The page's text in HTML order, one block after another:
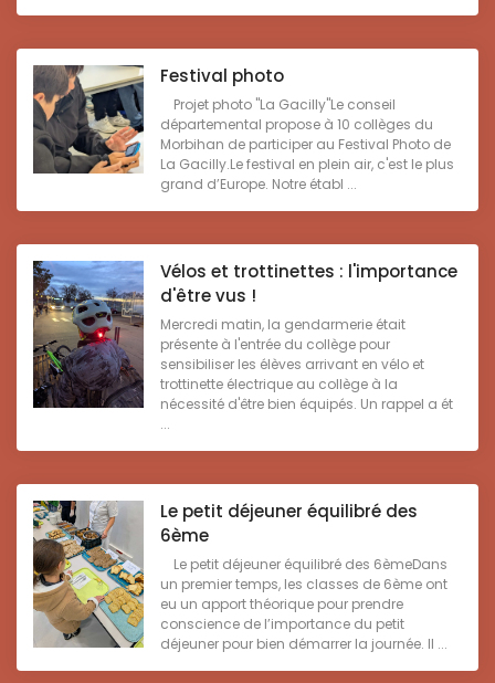
Festival photo
Projet photo "La Gacilly"Le conseil
départemental propose à 10 collèges du
Morbihan de participer au Festival Photo de
La Gacilly.Le festival en plein air, c'est le plus
grand d’Europe. Notre établ ...
Vélos et trottinettes : l'importance
d'être vus !
Mercredi matin, la gendarmerie était
présente à l'entrée du collège pour
sensibiliser les élèves arrivant en vélo et
trottinette électrique au collège à la
nécessité d'être bien équipés. Un rappel a ét
...
Le petit déjeuner équilibré des
6ème
Le petit déjeuner équilibré des 6èmeDans
un premier temps, les classes de 6ème ont
eu un apport théorique pour prendre
conscience de l’importance du petit
déjeuner pour bien démarrer la journée. Il ...